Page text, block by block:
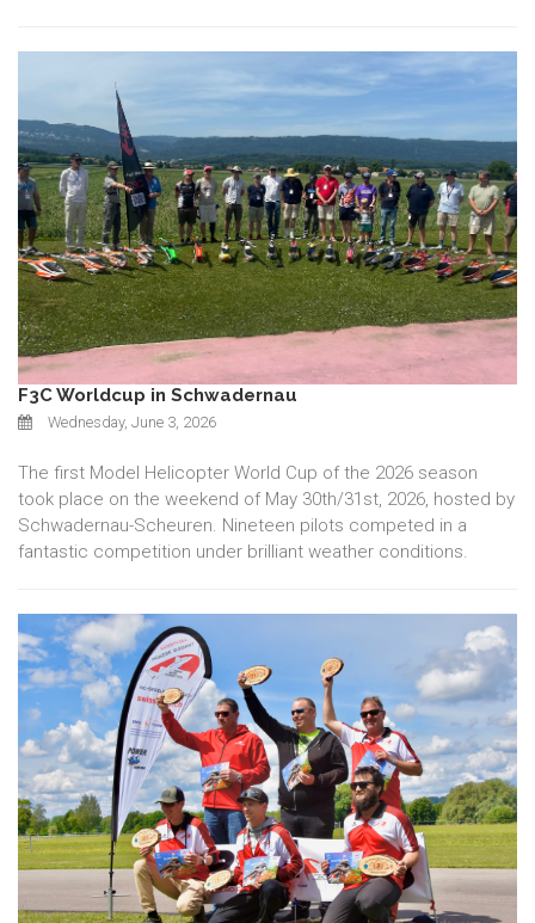
F3C Worldcup in Schwadernau
Wednesday, June 3, 2026
The first Model Helicopter World Cup of the 2026 season
took place on the weekend of May 30th/31st, 2026, hosted by
Schwadernau-Scheuren. Nineteen pilots competed in a
fantastic competition under brilliant weather conditions.